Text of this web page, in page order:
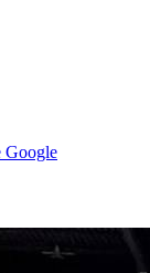
Google